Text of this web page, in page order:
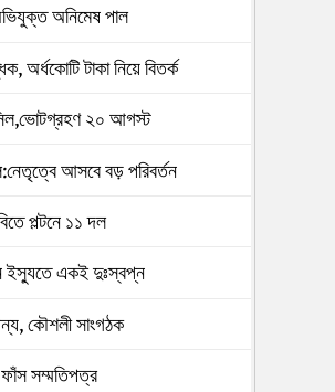
অনিমেষ পাল
অর্ধকোটি টাকা নিয়ে বিতর্ক
২০ আগস্ট
আসবে বড় পরিবর্তন
পল্টনে ১১ দল
ইস্যুতে একই দুঃস্বপ্ন
কৌশলী সাংগঠক
সম্মতিপত্র